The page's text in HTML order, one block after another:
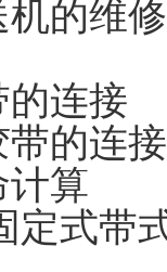
的维修
连接
的连接
计算
定式带